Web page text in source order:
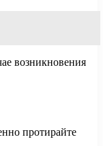
возникновения
протирайте